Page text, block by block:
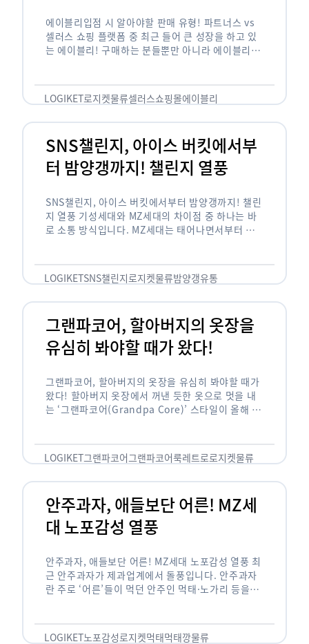
에이블리입점 시 알아야할 판매 유형! 파트너스 vs
셀러스 쇼핑 플랫폼 중 최근 들어 큰 성장을 하고 있
는 에이블리! 구매하는 분들뿐만 아니라 에이블리에
LOGIKET로지켓물류셀러스쇼핑몰에이블리
SNS챌린지, 아이스 버킷에서부
터 밤양갱까지! 챌린지 열풍
SNS챌린지, 아이스 버킷에서부터 밤양갱까지! 챌린
지 열풍 기성세대와 MZ세대의 차이점 중 하나는 바
로 소통 방식입니다. MZ세대는 태어나면서부터 디
도 능숙한 …
LOGIKETSNS챌린지로지켓물류밤양갱유통
그랜파코어, 할아버지의 옷장을
유심히 봐야할 때가 왔다!
그랜파코어, 할아버지의 옷장을 유심히 봐야할 때가
왔다! 할아버지 옷장에서 꺼낸 듯한 옷으로 멋을 내
는 ‘그랜파코어(Grandpa Core)’ 스타일이 올해 패
을 …
LOGIKET그랜파코어그랜파코어룩레트로로지켓물류
안주과자, 애들보단 어른! MZ세
대 노포감성 열풍
안주과자, 애들보단 어른! MZ세대 노포감성 열풍 최
근 안주과자가 제과업계에서 돌풍입니다. 안주과자
란 주로 ‘어른’들이 먹던 안주인 먹태·노가리 등을
LOGIKET노포감성로지켓먹태먹태깡물류